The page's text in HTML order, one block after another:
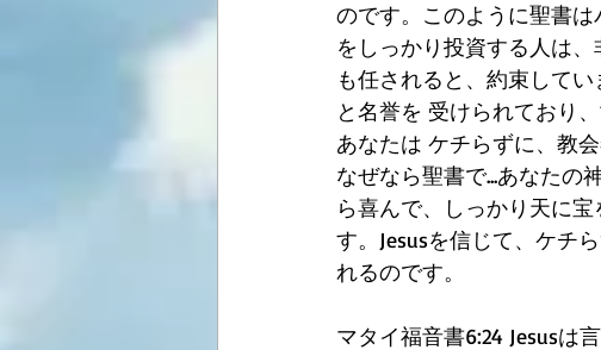
のです。このように聖書
をしっかり投資する人は
も任されると、約束して
と名誉を 受けられており
あなたは ケチらずに、教
なぜなら聖書で...あなたの
ら喜んで、しっかり天に
す。Jesusを信じて、ケチ
れるのです。
マタイ福音書6:24 Jesusは